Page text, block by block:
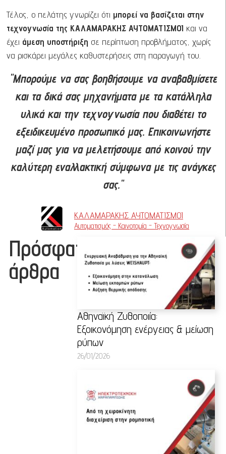
Τέλος, ο πελάτης γνωρίζει ότι μπορεί να βασίζεται στην
τεχνογνωσία της ΚΑΛΑΜΑΡΑΚΗΣ ΑΥΤΟΜΑΤΙΣΜΟΙ και να
έχει άμεση υποστήριξη σε περίπτωση προβλήματος, χωρίς
να ρισκάρει μεγάλες καθυστερήσεις στη παραγωγή του.
"Μπορούμε να σας βοηθήσουμε να αναβαθμίσετε
και τα δικά σας μηχανήματα με τα κατάλληλα
υλικά και την τεχνογνωσία που διαθέτει το
εξειδικευμένο προσωπικό μας. Επικοινωνήστε
μαζί μας για να μελετήσουμε από κοινού την
καλύτερη εναλλακτική σύμφωνα με τις ανάγκες
σας."
ΚΑΛΑΜΑΡΑΚΗΣ ΑΥΤΟΜΑΤΙΣΜΟΙ
Αυτοματισμός - Καινοτομία - Τεχνογνωσία
Πρόσφατα
άρθρα
Αθηναϊκή Ζυθοποιία:
Εξοικονόμηση ενέργειας & μείωση
ρύπων
26/01/2026